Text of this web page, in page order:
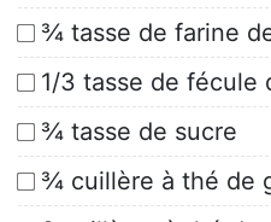
¾ tasse de farine
1/3 tasse de fécule
¾ tasse de sucre
¾ cuillère à thé de